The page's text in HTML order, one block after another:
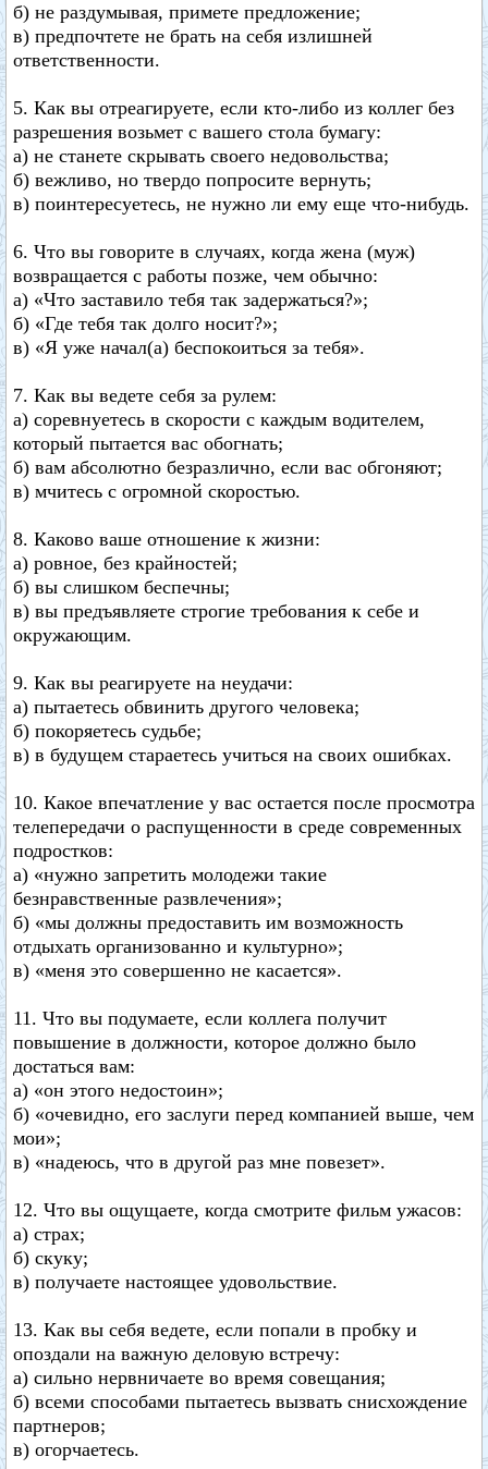
б) не раздумывая, примете предложение;
в) предпочтете не брать на себя излишней
ответственности.
5. Как вы отреагируете, если кто-либо из коллег без
разрешения возьмет с вашего стола бумагу:
а) не станете скрывать своего недовольства;
б) вежливо, но твердо попросите вернуть;
в) поинтересуетесь, не нужно ли ему еще что-нибудь.
6. Что вы говорите в случаях, когда жена (муж)
возвращается с работы позже, чем обычно:
а) «Что заставило тебя так задержаться?»;
б) «Где тебя так долго носит?»;
в) «Я уже начал(а) беспокоиться за тебя».
7. Как вы ведете себя за рулем:
а) соревнуетесь в скорости с каждым водителем,
который пытается вас обогнать;
б) вам абсолютно безразлично, если вас обгоняют;
в) мчитесь с огромной скоростью.
8. Каково ваше отношение к жизни:
а) ровное, без крайностей;
б) вы слишком беспечны;
в) вы предъявляете строгие требования к себе и
окружающим.
9. Как вы реагируете на неудачи:
а) пытаетесь обвинить другого человека;
б) покоряетесь судьбе;
в) в будущем стараетесь учиться на своих ошибках.
10. Какое впечатление у вас остается после просмотра
телепередачи о распущенности в среде современных
подростков:
а) «нужно запретить молодежи такие
безнравственные развлечения»;
б) «мы должны предоставить им возможность
отдыхать организованно и культурно»;
в) «меня это совершенно не касается».
11. Что вы подумаете, если коллега получит
повышение в должности, которое должно было
достаться вам:
а) «он этого недостоин»;
б) «очевидно, его заслуги перед компанией выше, чем
мои»;
в) «надеюсь, что в другой раз мне повезет».
12. Что вы ощущаете, когда смотрите фильм ужасов:
а) страх;
б) скуку;
в) получаете настоящее удовольствие.
13. Как вы себя ведете, если попали в пробку и
опоздали на важную деловую встречу:
а) сильно нервничаете во время совещания;
б) всеми способами пытаетесь вызвать снисхождение
партнеров;
в) огорчаетесь.